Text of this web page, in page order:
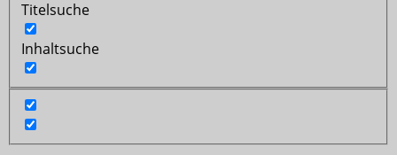
Titelsuche
Inhaltsuche